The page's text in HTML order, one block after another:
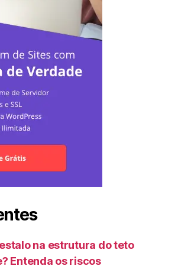
na estrutura do teto
Entenda os riscos